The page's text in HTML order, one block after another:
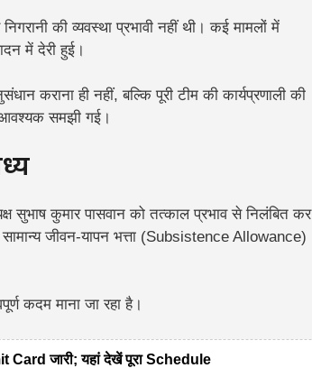
की व्यवस्था प्रभावी नहीं थी। कई मामलों में
में देरी हुई।
कराना ही नहीं, बल्कि पूरी टीम की कार्यप्रणाली की
आवश्यक समझी गई।
सुभाष कुमार पासवान को तत्काल प्रभाव से निलंबित कर
जीवन-यापन भत्ता (Subsistence Allowance)
कदम माना जा रहा है।
Card जारी; यहां देखें पूरा Schedule